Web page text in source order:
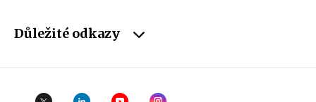
Důležité odkazy